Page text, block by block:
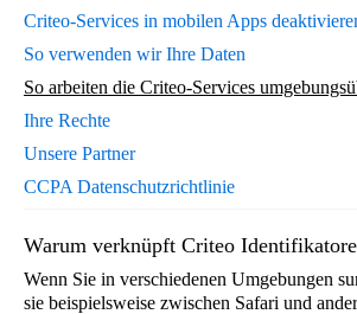
Criteo-Services in mobilen Apps
So verwenden wir Ihre Daten
So arbeiten die Criteo-Services
Ihre Rechte
Unsere Partner
CCPA Datenschutzrichtlinie
Warum verknüpft Criteo
Wenn Sie in verschiedenen Umgebungen
sie beispielsweise zwischen Safari und